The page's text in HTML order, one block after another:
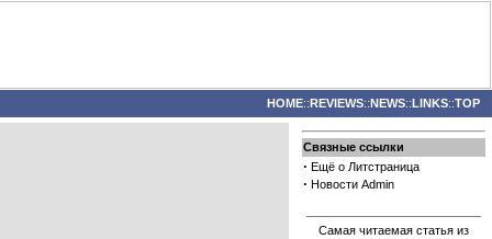
HOME::REVIEWS::NEWS::LINKS::TOP
Связные ссылки
· Ещё о Литстраница
· Новости Admin
Самая читаемая статья из